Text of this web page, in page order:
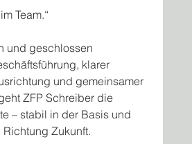
Team.“
und geschlossen
klarer
und gemeinsamer
ZFP Schreiber die
– stabil in der Basis und
Zukunft.